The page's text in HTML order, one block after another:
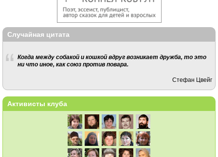
Случайная цитата
Когда между собакой и кошкой вдруг возникает дружба, то это
ни что иное, как союз против повара.
Стефан Цвейг
Активисты клуба